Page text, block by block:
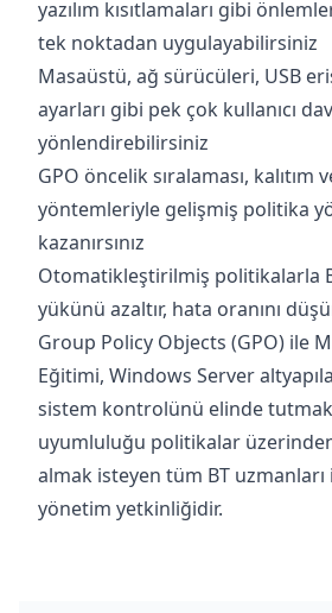
yazılım kısıtlamaları gibi
tek noktadan uygulayabilirsiniz
Masaüstü, ağ sürücüleri, USB
ayarları gibi pek çok kullanıcı
yönlendirebilirsiniz
GPO öncelik sıralaması, kalıtım
yöntemleriyle gelişmiş politika
kazanırsınız
Otomatikleştirilmiş politikalarla
yükünü azaltır, hata oranını
Group Policy Objects (GPO) ile
Eğitimi, Windows Server
sistem kontrolünü elinde
uyumluluğu politikalar
almak isteyen tüm BT
yönetim yetkinliğidir.